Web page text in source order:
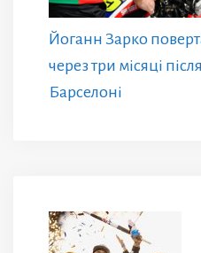
Йоганн Зарко
через три місяці
Барселоні